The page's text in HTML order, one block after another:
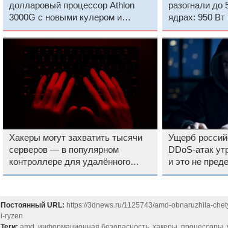
долларовый процессор Athlon
3000G с новыми кулером и
упаковкой
разогнали до
ядрах: 950 Вт
тыс. баллов
Хакеры могут захватить тысячи
серверов — в популярном
контроллере для удалённого
управления найдена критическая
Ущерб
DDoS-атак
и это не
Постоянный URL: https://3dnews.ru/1125743/amd-obnaruzhila-
i-ryzen